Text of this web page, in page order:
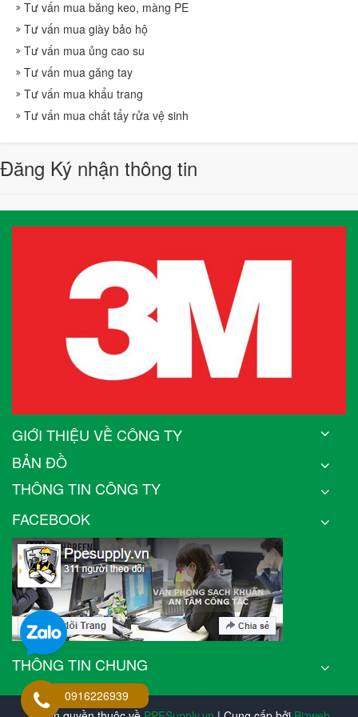
Tư vấn mua băng keo, màng PE
Tư vấn mua giày bảo hộ
Tư vấn mua ủng cao su
Tư vấn mua găng tay
Tư vấn mua khẩu trang
Tư vấn mua chất tẩy rửa vệ sinh
Đăng Ký nhận thông tin
GIỚI THIỆU VỀ CÔNG TY
BẢN ĐỒ
THÔNG TIN CÔNG TY
FACEBOOK
THÔNG TIN CHUNG
0916226939